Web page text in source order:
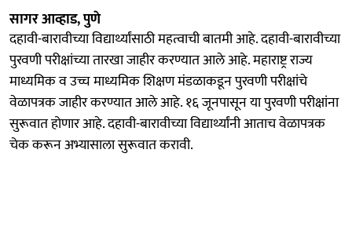
सागर आव्हाड, पुणे
दहावी-बारावीच्या विद्यार्थ्यांसाठी महत्वाची बातमी आहे. दहावी-बारावीच्या
पुरवणी परीक्षांच्या तारखा जाहीर करण्यात आले आहे. महाराष्ट्र राज्य
माध्यमिक व उच्च माध्यमिक शिक्षण मंडळाकडून पुरवणी परीक्षांचे
वेळापत्रक जाहीर करण्यात आले आहे. १६ जूनपासून या पुरवणी परीक्षांना
सुरूवात होणार आहे. दहावी-बारावीच्या विद्यार्थ्यांनी आताच वेळापत्रक
चेक करून अभ्यासाला सुरूवात करावी.